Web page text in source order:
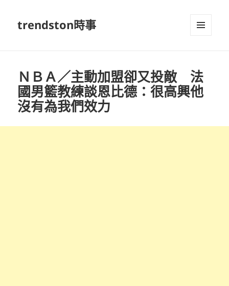
trendston時事
ＮＢＡ／主動加盟卻又投敵 法
國男籃教練談恩比德：很高興他
沒有為我們效力